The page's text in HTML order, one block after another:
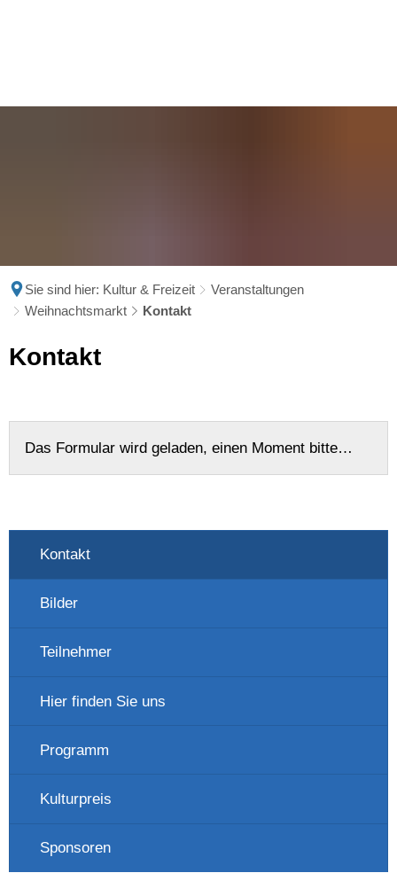
Sie sind hier: Kultur & Freizeit
Veranstaltungen
Weihnachtsmarkt
Kontakt
Kontakt
Kontakt
Das Formular wird geladen, einen Moment bitte…
Kontakt
Bilder
Teilnehmer
Hier finden Sie uns
Programm
Kulturpreis
Sponsoren